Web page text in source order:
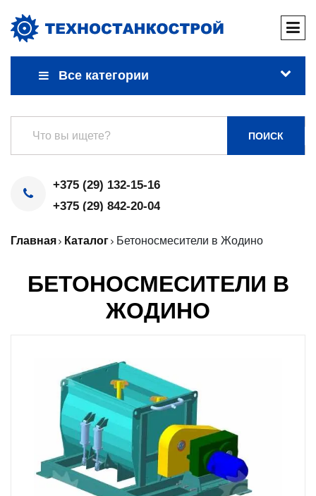
Все категории
ПОИСК
+375 (29) 132-15-16
+375 (29) 842-20-04
Главная Каталог Бетоносмесители в Жодино
БЕТОНОСМЕСИТЕЛИ В
ЖОДИНО